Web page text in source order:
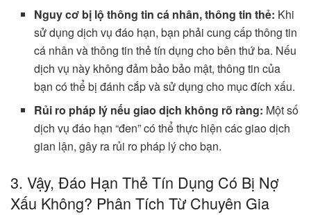
Nguy cơ bị lộ thông tin cá nhân, thông tin thẻ: Khi
sử dụng dịch vụ đáo hạn, bạn phải cung cấp thông tin
cá nhân và thông tin thẻ tín dụng cho bên thứ ba. Nếu
dịch vụ này không đảm bảo bảo mật, thông tin của
bạn có thể bị đánh cắp và sử dụng cho mục đích xấu.
Rủi ro pháp lý nếu giao dịch không rõ ràng: Một số
dịch vụ đáo hạn “đen” có thể thực hiện các giao dịch
gian lận, gây ra rủi ro pháp lý cho bạn.
3. Vậy, Đáo Hạn Thẻ Tín Dụng Có Bị Nợ
Xấu Không? Phân Tích Từ Chuyên Gia